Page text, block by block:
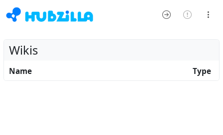
Wikis
Name Type